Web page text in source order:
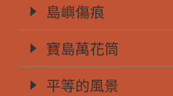
島嶼傷痕
寶島萬花筒
平等的風景